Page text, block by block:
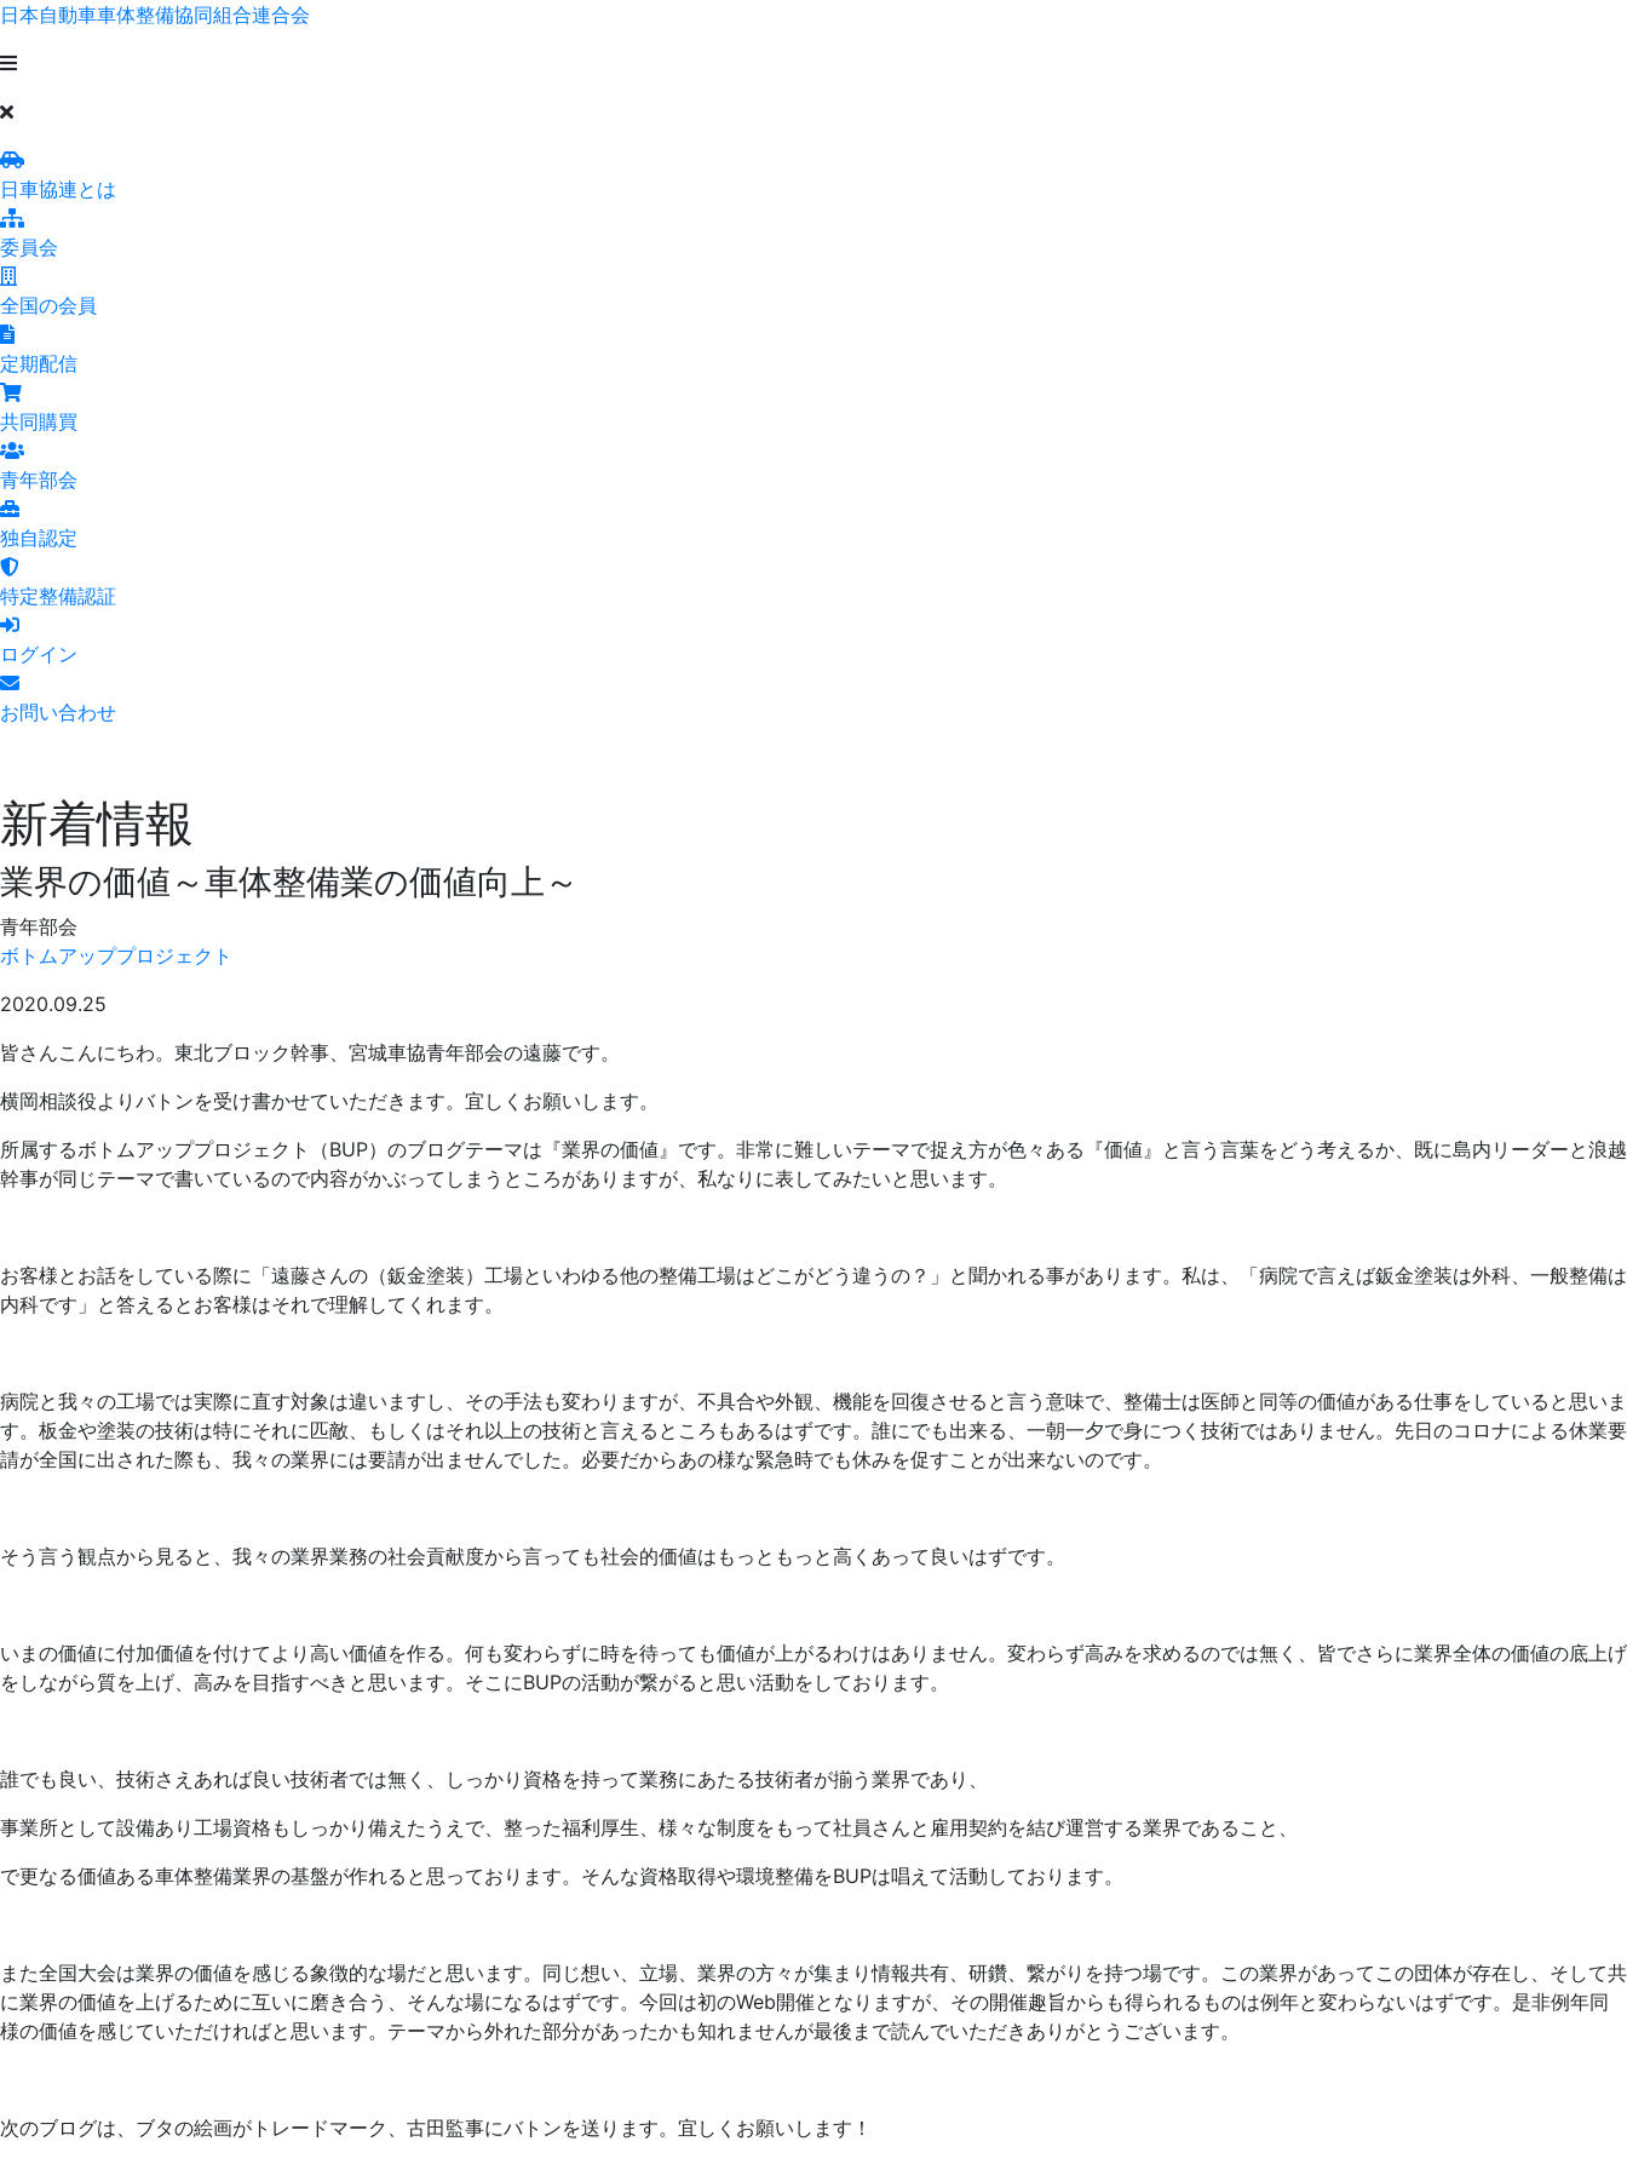
日本自動車車体整備協同組合連合会
日車協連とは
委員会
全国の会員
定期配信
共同購買
青年部会
独自認定
特定整備認証
ログイン
お問い合わせ
新着情報
業界の価値～車体整備業の価値向上～
青年部会
ボトムアッププロジェクト
2020.09.25
皆さんこんにちわ。東北ブロック幹事、宮城車協青年部会の遠藤です。
横岡相談役よりバトンを受け書かせていただきます。宜しくお願いします。
所属するボトムアッププロジェクト（BUP）のブログテーマは『業界の価値』です。非常に難しいテーマで捉え方が色々ある『価値』と言う言葉をどう考えるか、既に島内リーダーと浪越
幹事が同じテーマで書いているので内容がかぶってしまうところがありますが、私なりに表してみたいと思います。
お客様とお話をしている際に「遠藤さんの（鈑金塗装）工場といわゆる他の整備工場はどこがどう違うの？」と聞かれる事があります。私は、「病院で言えば鈑金塗装は外科、一般整備は
内科です」と答えるとお客様はそれで理解してくれます。
病院と我々の工場では実際に直す対象は違いますし、その手法も変わりますが、不具合や外観、機能を回復させると言う意味で、整備士は医師と同等の価値がある仕事をしていると思いま
す。板金や塗装の技術は特にそれに匹敵、もしくはそれ以上の技術と言えるところもあるはずです。誰にでも出来る、一朝一夕で身につく技術ではありません。先日のコロナによる休業要
請が全国に出された際も、我々の業界には要請が出ませんでした。必要だからあの様な緊急時でも休みを促すことが出来ないのです。
そう言う観点から見ると、我々の業界業務の社会貢献度から言っても社会的価値はもっともっと高くあって良いはずです。
いまの価値に付加価値を付けてより高い価値を作る。何も変わらずに時を待っても価値が上がるわけはありません。変わらず高みを求めるのでは無く、皆でさらに業界全体の価値の底上げ
をしながら質を上げ、高みを目指すべきと思います。そこにBUPの活動が繋がると思い活動をしております。
誰でも良い、技術さえあれば良い技術者では無く、しっかり資格を持って業務にあたる技術者が揃う業界であり、
事業所として設備あり工場資格もしっかり備えたうえで、整った福利厚生、様々な制度をもって社員さんと雇用契約を結び運営する業界であること、
で更なる価値ある車体整備業界の基盤が作れると思っております。そんな資格取得や環境整備をBUPは唱えて活動しております。
また全国大会は業界の価値を感じる象徴的な場だと思います。同じ想い、立場、業界の方々が集まり情報共有、研鑽、繋がりを持つ場です。この業界があってこの団体が存在し、そして共
に業界の価値を上げるために互いに磨き合う、そんな場になるはずです。今回は初のWeb開催となりますが、その開催趣旨からも得られるものは例年と変わらないはずです。是非例年同
様の価値を感じていただければと思います。テーマから外れた部分があったかも知れませんが最後まで読んでいただきありがとうございます。
次のブログは、ブタの絵画がトレードマーク、古田監事にバトンを送ります。宜しくお願いします！